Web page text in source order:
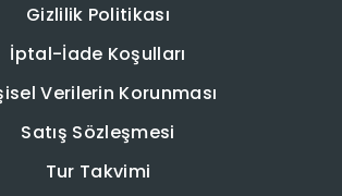
Gizlilik Politikası
İptal-İade Koşulları
Verilerin Korunması
Satış Sözleşmesi
Tur Takvimi